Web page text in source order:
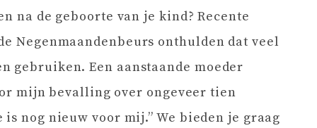
na de geboorte van je kind? Recente
Negenmaandenbeurs onthulden dat veel
gebruiken. Een aanstaande moeder
mijn bevalling over ongeveer tien
nog nieuw voor mij.” We bieden je graag